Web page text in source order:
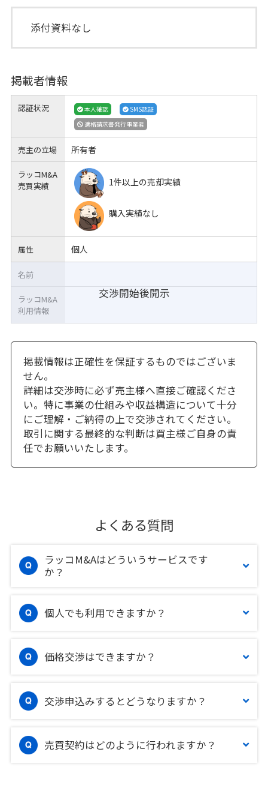
添付資料なし
掲載者情報
認証状況 本人確認
SMS認証
適格請求書発行事業者
売主の立場 所有者
ラッコM&A
売買実績
1件以上の売却実績
購入実績なし
属性 個人
交渉開始後開示
名前
ラッコM&A
利用情報
掲載情報は正確性を保証するものではございま
せん。
詳細は交渉時に必ず売主様へ直接ご確認くださ
い。特に事業の仕組みや収益構造について十分
にご理解・ご納得の上で交渉されてください。
取引に関する最終的な判断は買主様ご自身の責
任でお願いいたします。
よくある質問
ラッコM&Aはどういうサービスです
か？
個人でも利用できますか？
価格交渉はできますか？
交渉申込みするとどうなりますか？
売買契約はどのように行われますか？